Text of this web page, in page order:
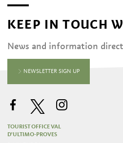
KEEP IN TOUCH
News and information
NEWSLETTER SIGN UP
TOURIST OFFICE VAL
D'ULTIMO-PROVES